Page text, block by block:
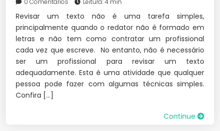
0 Comentários Leitura: 4 min
Revisar um texto não é uma tarefa simples,
principalmente quando o redator não é formado em
letras e não tem como contratar um profissional
cada vez que escreve. No entanto, não é necessário
ser um profissional para revisar um texto
adequadamente. Esta é uma atividade que qualquer
pessoa pode fazer com algumas técnicas simples.
Confira […]
Continue